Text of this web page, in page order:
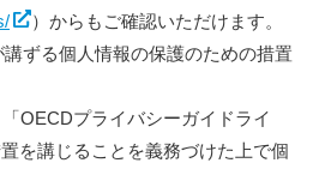
）からもご確認いただけます。
ずる個人情報の保護のための措置
OECDプライバシーガイドライ
を講じることを義務づけた上で個